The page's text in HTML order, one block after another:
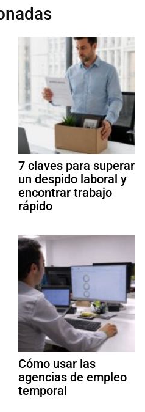
7 claves para superar
un despido laboral y
encontrar trabajo
rápido
Cómo usar las
agencias de empleo
temporal